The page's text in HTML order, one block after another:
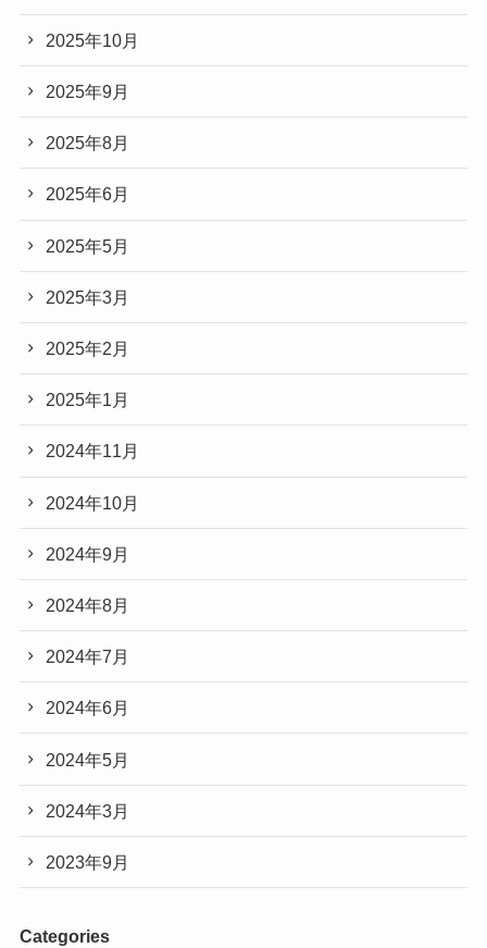
2025年10月
2025年9月
2025年8月
2025年6月
2025年5月
2025年3月
2025年2月
2025年1月
2024年11月
2024年10月
2024年9月
2024年8月
2024年7月
2024年6月
2024年5月
2024年3月
2023年9月
Categories